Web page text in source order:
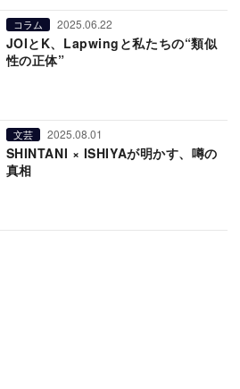
コラム 2025.06.22
JOIとK、Lapwingと私たちの“類似
性の正体”
文芸 2025.08.01
SHINTANI × ISHIYAが明かす、噂の
真相